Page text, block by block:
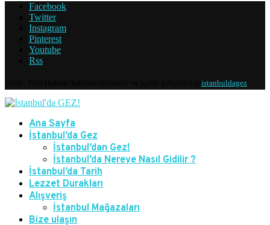
Facebook
Twitter
Instagram
Pinterest
Youtube
Rss
istanbuldagez
Ana Sayfa
İstanbul’da Gez
İstanbul’dan Gez!
İstanbul’da Nereye Nasıl Gidilir ?
İstanbul’da Tarih
Lezzet Durakları
Alışveriş
İstanbul Mağazaları
Bize ulaşın